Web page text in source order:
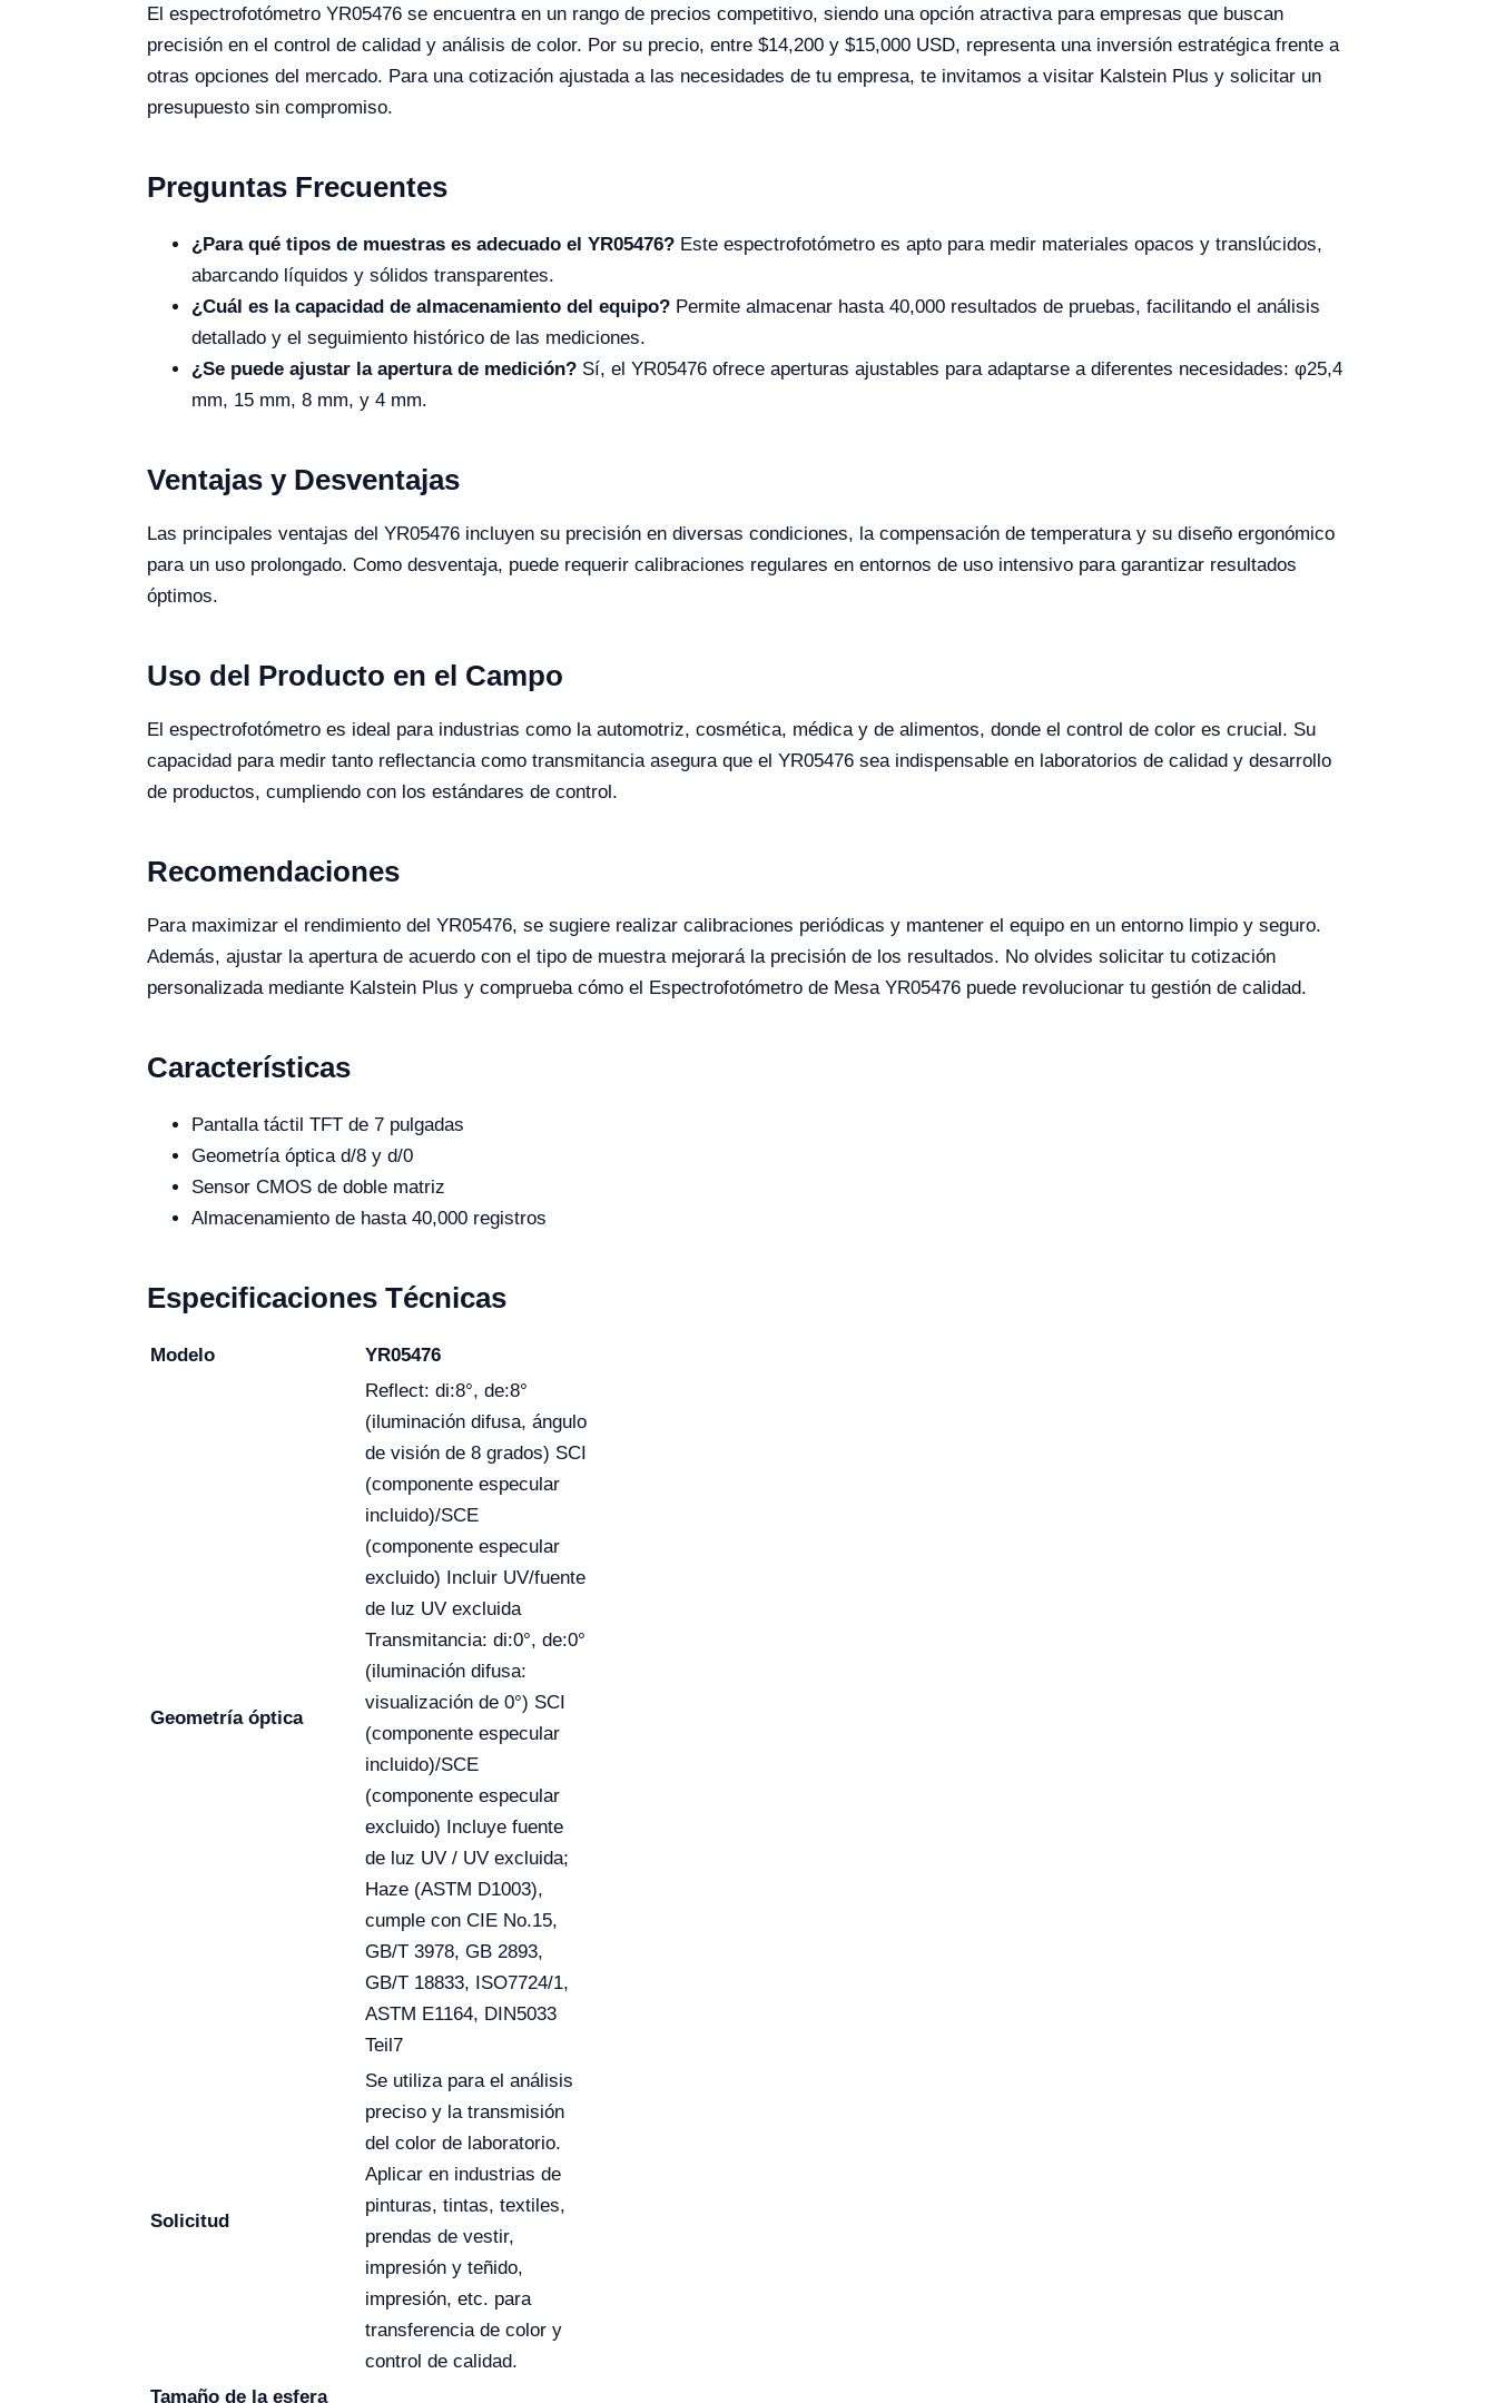
El espectrofotómetro YR05476 se encuentra en un rango de precios competitivo, siendo una opción atractiva para empresas que buscan
precisión en el control de calidad y análisis de color. Por su precio, entre $14,200 y $15,000 USD, representa una inversión estratégica frente a
otras opciones del mercado. Para una cotización ajustada a las necesidades de tu empresa, te invitamos a visitar Kalstein Plus y solicitar un
presupuesto sin compromiso.
Preguntas Frecuentes
¿Para qué tipos de muestras es adecuado el YR05476? Este espectrofotómetro es apto para medir materiales opacos y translúcidos,
abarcando líquidos y sólidos transparentes.
¿Cuál es la capacidad de almacenamiento del equipo? Permite almacenar hasta 40,000 resultados de pruebas, facilitando el análisis
detallado y el seguimiento histórico de las mediciones.
¿Se puede ajustar la apertura de medición? Sí, el YR05476 ofrece aperturas ajustables para adaptarse a diferentes necesidades: φ25,4
mm, 15 mm, 8 mm, y 4 mm.
Ventajas y Desventajas
Las principales ventajas del YR05476 incluyen su precisión en diversas condiciones, la compensación de temperatura y su diseño ergonómico
para un uso prolongado. Como desventaja, puede requerir calibraciones regulares en entornos de uso intensivo para garantizar resultados
óptimos.
Uso del Producto en el Campo
El espectrofotómetro es ideal para industrias como la automotriz, cosmética, médica y de alimentos, donde el control de color es crucial. Su
capacidad para medir tanto reflectancia como transmitancia asegura que el YR05476 sea indispensable en laboratorios de calidad y desarrollo
de productos, cumpliendo con los estándares de control.
Recomendaciones
Para maximizar el rendimiento del YR05476, se sugiere realizar calibraciones periódicas y mantener el equipo en un entorno limpio y seguro.
Además, ajustar la apertura de acuerdo con el tipo de muestra mejorará la precisión de los resultados. No olvides solicitar tu cotización
personalizada mediante Kalstein Plus y comprueba cómo el Espectrofotómetro de Mesa YR05476 puede revolucionar tu gestión de calidad.
Características
Pantalla táctil TFT de 7 pulgadas
Geometría óptica d/8 y d/0
Sensor CMOS de doble matriz
Almacenamiento de hasta 40,000 registros
Especificaciones Técnicas
Modelo YR05476
Geometría óptica
Reflect: di:8°, de:8°
(iluminación difusa, ángulo
de visión de 8 grados) SCI
(componente especular
incluido)/SCE
(componente especular
excluido) Incluir UV/fuente
de luz UV excluida
Transmitancia: di:0°, de:0°
(iluminación difusa:
visualización de 0°) SCI
(componente especular
incluido)/SCE
(componente especular
excluido) Incluye fuente
de luz UV / UV excluida;
Haze (ASTM D1003),
cumple con CIE No.15,
GB/T 3978, GB 2893,
GB/T 18833, ISO7724/1,
ASTM E1164, DIN5033
Teil7
Solicitud
Se utiliza para el análisis
preciso y la transmisión
del color de laboratorio.
Aplicar en industrias de
pinturas, tintas, textiles,
prendas de vestir,
impresión y teñido,
impresión, etc. para
transferencia de color y
control de calidad.
Tamaño de la esfera